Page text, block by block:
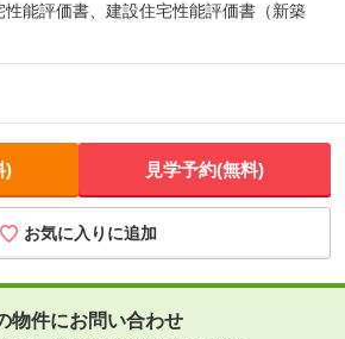
性能評価書、建設住宅性能評価書（新築
) 見学予約(無料)
お気に入りに追加
物件にお問い合わせ